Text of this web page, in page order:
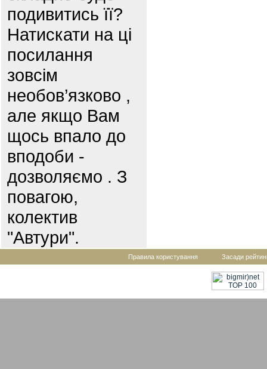
подивитись її?
Натискати на ці
посилання
зовсім
необов’язково ,
але якщо Вам
щось впало до
вподоби -
дозволяємо . З
повагою,
колектив
"Автури".
Правила користування Засади